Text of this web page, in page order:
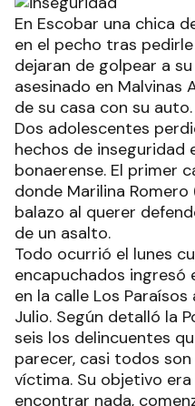
En Escobar una chica
en el pecho tras
dejaran de golpear a
asesinado en Malvinas
de su casa con su auto.
Dos adolescentes
hechos de inseguridad
bonaerense. El primer
donde Marilina Romero
balazo al querer
de un asalto.
Todo ocurrió el lunes
encapuchados ingresó
en la calle Los
Julio. Según detalló la
seis los delincuentes
parecer, casi todos
víctima. Su objetivo
encontrar nada,